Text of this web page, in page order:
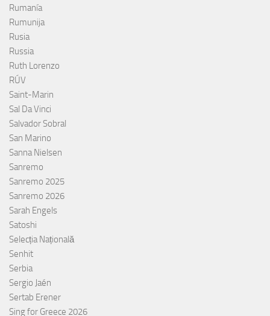
Rumanía
Rumunija
Rusia
Russia
Ruth Lorenzo
RÚV
Saint-Marin
Sal Da Vinci
Salvador Sobral
San Marino
Sanna Nielsen
Sanremo
Sanremo 2025
Sanremo 2026
Sarah Engels
Satoshi
Selecția Națională
Senhit
Serbia
Sergio Jaén
Sertab Erener
Sing for Greece 2026